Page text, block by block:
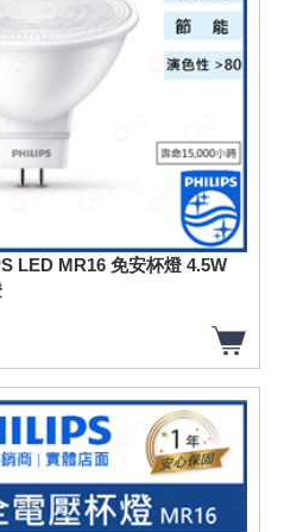
LED MR16 免安杯燈 4.5W